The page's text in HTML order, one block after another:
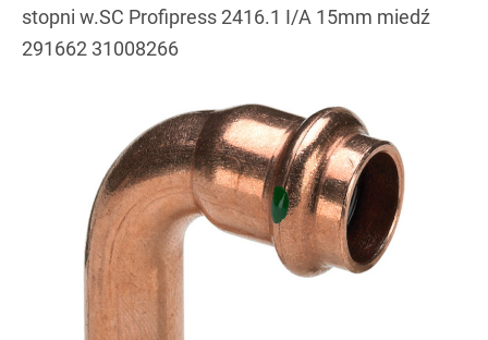
stopni w.SC Profipress 2416.1 I/A 15mm miedź
291662 31008266